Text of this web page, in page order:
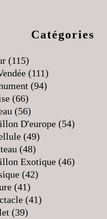
Catégories
(115)
(111)
(94)
(66)
(56)
D'europe (54)
(49)
(48)
Exotique (46)
(42)
(41)
(41)
(39)